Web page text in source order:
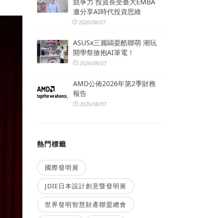
邀分享AI時代投資思維
2026/08/07
ASUSx三麗鷗耍酷聯萌 潮玩
開學祭搶抱AI筆電！
2026/08/07
AMD公佈2026年第2季財務
報告
2026/08/07
熱門標籤
國際發明展
JDIE日本設計創意暨發明展
世界發明智慧財產聯盟總會